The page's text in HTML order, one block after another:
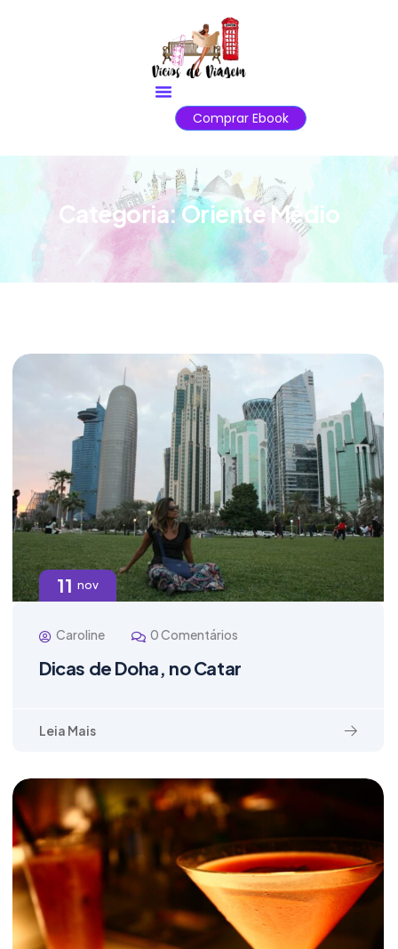
Comprar Ebook
Categoria:Oriente Médio
11 nov
Caroline 0 Comentários
Dicas de Doha, no Catar
Leia Mais